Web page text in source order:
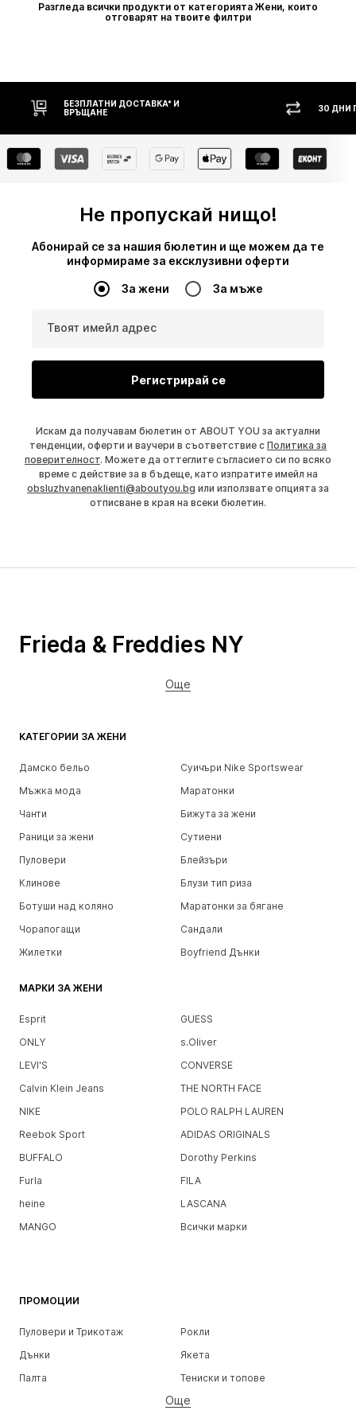
Разгледа всички продукти от категорията Жени, които
отговарят на твоите филтри
30 ДНИ ПРАВО НА ВРЪЩАНЕ
Не пропускай нищо!
Абонирай се за нашия бюлетин и ще можем да те
информираме за ексклузивни оферти
За жени За мъже
Твоят имейл адрес
Регистрирай се
Искам да получавам бюлетин от ABOUT YOU за актуални
тенденции, оферти и ваучери в съответствие с Политика за
поверителност. Можете да оттеглите съгласието си по всяко
време с действие за в бъдеще, като изпратите имейл на
obsluzhvanenaklienti@aboutyou.bg или използвате опцията за
отписване в края на всеки бюлетин.
КАТЕГОРИИ ЗА ЖЕНИ
Дамско бельо
Суичъри Nike Sportswear
Мъжка мода
Маратонки
Чанти
Бижута за жени
Раници за жени
Сутиени
Пуловери
Блейзъри
Клинове
Блузи тип риза
Ботуши над коляно
Маратонки за бягане
Чорапогащи
Сандали
Жилетки
Boyfriend Дънки
МАРКИ ЗА ЖЕНИ
Esprit
GUESS
ONLY
s.Oliver
LEVI'S
CONVERSE
Calvin Klein Jeans
THE NORTH FACE
NIKE
POLO RALPH LAUREN
Reebok Sport
ADIDAS ORIGINALS
BUFFALO
Dorothy Perkins
Furla
FILA
heine
LASCANA
MANGO
Всички марки
ПРОМОЦИИ
Пуловери и Трикотаж
Рокли
Дънки
Якета
Палта
Тениски и топове
Бельо
Още
Frieda & Freddies NY
Още